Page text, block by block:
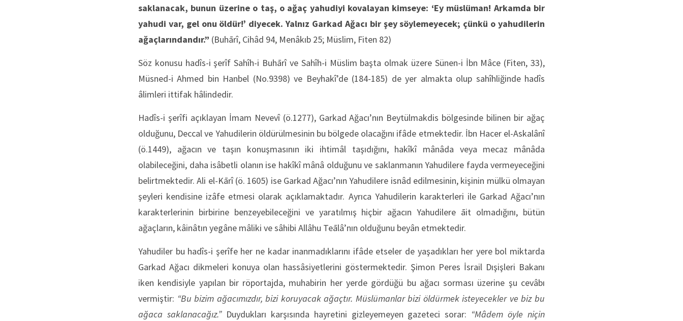
saklanacak, bunun üzerine o taş, o ağaç yahudiyi kovalayan kimseye: ‘Ey müslüman! Arkamda bir
yahudi var, gel onu öldür!’ diyecek. Yalnız Garkad Ağacı bir şey söylemeyecek; çünkü o yahudilerin
ağaçlarındandır.” (Buhārî, Cihâd 94, Menâkıb 25; Müslim, Fiten 82)
Söz konusu hadîs-i şerîf Sahîh-i Buhārî ve Sahîh-i Müslim başta olmak üzere Sünen-i İbn Mâce (Fiten, 33),
Müsned-i Ahmed bin Hanbel (No.9398) ve Beyhakî’de (184-185) de yer almakta olup sahîhliğinde hadîs
âlimleri ittifak hâlindedir.
Hadîs-i şerîfi açıklayan İmam Nevevî (ö.1277), Garkad Ağacı’nın Beytülmakdis bölgesinde bilinen bir ağaç
olduğunu, Deccal ve Yahudilerin öldürülmesinin bu bölgede olacağını ifâde etmektedir. İbn Hacer el-Askalânî
(ö.1449), ağacın ve taşın konuşmasının iki ihtimâl taşıdığını, hakîkî mânâda veya mecaz mânâda
olabileceğini, daha isâbetli olanın ise hakîkî mânâ olduğunu ve saklanmanın Yahudilere fayda vermeyeceğini
belirtmektedir. Ali el-Kārî (ö. 1605) ise Garkad Ağacı’nın Yahudilere isnâd edilmesinin, kişinin mülkü olmayan
şeyleri kendisine izâfe etmesi olarak açıklamaktadır. Ayrıca Yahudilerin karakterleri ile Garkad Ağacı’nın
karakterlerinin birbirine benzeyebileceğini ve yaratılmış hiçbir ağacın Yahudilere āit olmadığını, bütün
ağaçların, kâinâtın yegâne mâliki ve sâhibi Allâhu Teālâ’nın olduğunu beyân etmektedir.
Yahudiler bu hadîs-i şerîfe her ne kadar inanmadıklarını ifâde etseler de yaşadıkları her yere bol miktarda
Garkad Ağacı dikmeleri konuya olan hassâsiyetlerini göstermektedir. Şimon Peres İsrail Dışişleri Bakanı
iken kendisiyle yapılan bir röportajda, muhabirin her yerde gördüğü bu ağacı sorması üzerine şu cevâbı
vermiştir: “Bu bizim ağacımızdır, bizi koruyacak ağaçtır. Müslümanlar bizi öldürmek isteyecekler ve biz bu
ağaca saklanacağız.”Duydukları karşısında hayretini gizleyemeyen gazeteci sorar: “Mâdem öyle niçin